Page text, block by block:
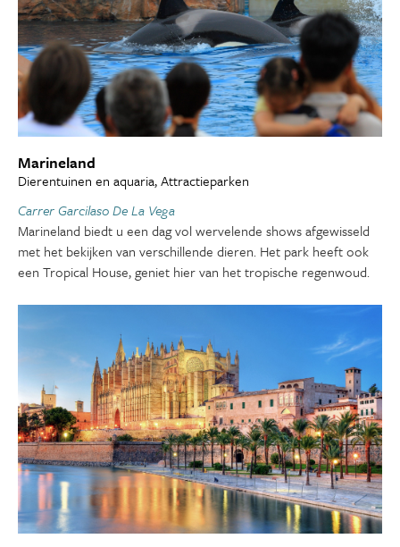
Marineland
Dierentuinen en aquaria, Attractieparken
Carrer Garcilaso De La Vega
Marineland biedt u een dag vol wervelende shows afgewisseld
met het bekijken van verschillende dieren. Het park heeft ook
een Tropical House, geniet hier van het tropische regenwoud.